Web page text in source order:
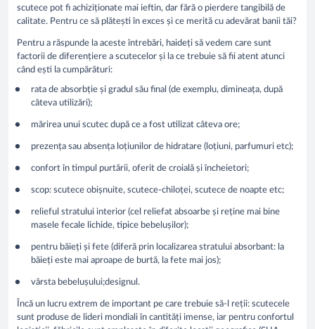
scutece pot fi achiziționate mai ieftin, dar fără o pierdere tangibilă de
calitate. Pentru ce să plătești în exces și ce merită cu adevărat banii tăi?
Pentru a răspunde la aceste întrebări, haideți să vedem care sunt
factorii de diferențiere a scutecelor și la ce trebuie să fii atent atunci
când ești la cumpărături:
rata de absorbție și gradul său final (de exemplu, dimineața, după
câteva utilizări);
mărirea unui scutec după ce a fost utilizat câteva ore;
prezența sau absența loțiunilor de hidratare (loțiuni, parfumuri etc);
confort în timpul purtării, oferit de croială și încheietori;
scop: scutece obișnuite, scutece-chiloței, scutece de noapte etc;
relieful stratului interior (cel reliefat absoarbe și reține mai bine
masele fecale lichide, tipice bebelușilor);
pentru băieți și fete (diferă prin localizarea stratului absorbant: la
băieți este mai aproape de burtă, la fete mai jos);
vârsta bebelușului;designul.
Încă un lucru extrem de important pe care trebuie să-l reții: scutecele
sunt produse de lideri mondiali în cantități imense, iar pentru confortul